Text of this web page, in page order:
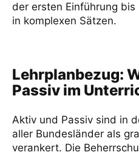
Verben, die kein Passiv
Typische Fehlerquellen
der ersten Einführung
in komplexen Sätzen.
Lehrplanbezug:
Passiv im
Aktiv und Passiv sind in
aller Bundesländer als
verankert. Die